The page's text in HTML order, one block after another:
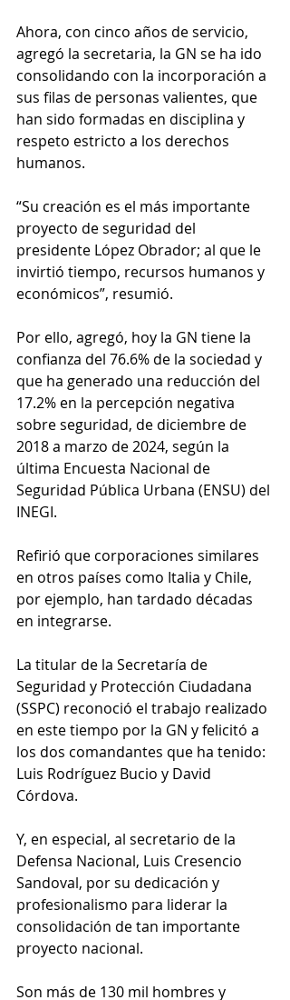
Ahora, con cinco años de servicio,
agregó la secretaria, la GN se ha ido
consolidando con la incorporación a
sus filas de personas valientes, que
han sido formadas en disciplina y
respeto estricto a los derechos
humanos.
“Su creación es el más importante
proyecto de seguridad del
presidente López Obrador; al que le
invirtió tiempo, recursos humanos y
económicos”, resumió.
Por ello, agregó, hoy la GN tiene la
confianza del 76.6% de la sociedad y
que ha generado una reducción del
17.2% en la percepción negativa
sobre seguridad, de diciembre de
2018 a marzo de 2024, según la
última Encuesta Nacional de
Seguridad Pública Urbana (ENSU) del
INEGI.
Refirió que corporaciones similares
en otros países como Italia y Chile,
por ejemplo, han tardado décadas
en integrarse.
La titular de la Secretaría de
Seguridad y Protección Ciudadana
(SSPC) reconoció el trabajo realizado
en este tiempo por la GN y felicitó a
los dos comandantes que ha tenido:
Luis Rodríguez Bucio y David
Córdova.
Y, en especial, al secretario de la
Defensa Nacional, Luis Cresencio
Sandoval, por su dedicación y
profesionalismo para liderar la
consolidación de tan importante
proyecto nacional.
Son más de 130 mil hombres y